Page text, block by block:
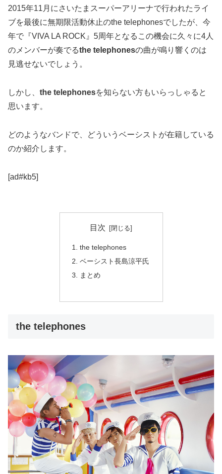
2015年11月にさいたまスーパーアリーナで行われたライ
ブを最後に無期限活動休止のthe telephonesでしたが、 今
年で『VIVA LA ROCK』5周年となるこの機会に久々に4人
のメンバーが奏でるthe telephonesの曲が鳴り響くのは
見逃せないでしょう。
しかし、 the telephonesを知らない方もいらっしゃると
思います。
どのようなバンドで、どういうベーシストが在籍している
のか紹介します。
[ad#kb5]
目次
the telephones
ベーシスト長島涼平氏
まとめ
the telephones